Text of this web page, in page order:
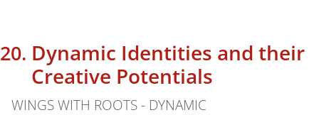
Dynamic Identities and their
Creative Potentials
WINGS WITH ROOTS - DYNAMIC